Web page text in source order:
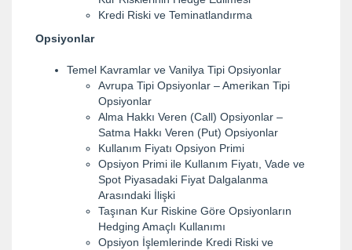
Kredi Riski ve Teminatlandırma
Opsiyonlar
Temel Kavramlar ve Vanilya Tipi Opsiyonlar
Avrupa Tipi Opsiyonlar – Amerikan Tipi
Opsiyonlar
Alma Hakkı Veren (Call) Opsiyonlar –
Satma Hakkı Veren (Put) Opsiyonlar
Kullanım Fiyatı Opsiyon Primi
Opsiyon Primi ile Kullanım Fiyatı, Vade ve
Spot Piyasadaki Fiyat Dalgalanma
Arasındaki İlişki
Taşınan Kur Riskine Göre Opsiyonların
Hedging Amaçlı Kullanımı
Opsiyon İşlemlerinde Kredi Riski ve